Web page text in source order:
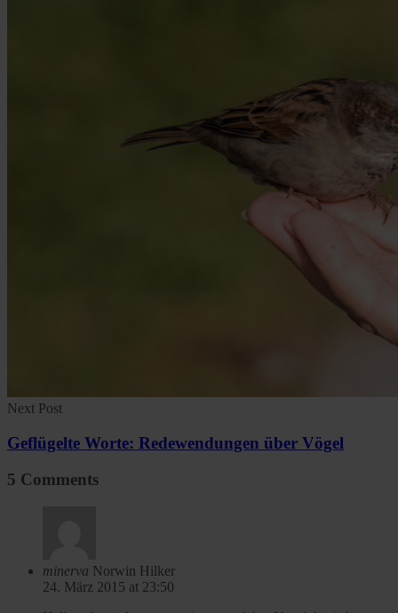
Next Post
Geflügelte Worte: Redewendungen über Vögel
5 Comments
minerva Norwin Hilker
24. März 2015 at 23:50